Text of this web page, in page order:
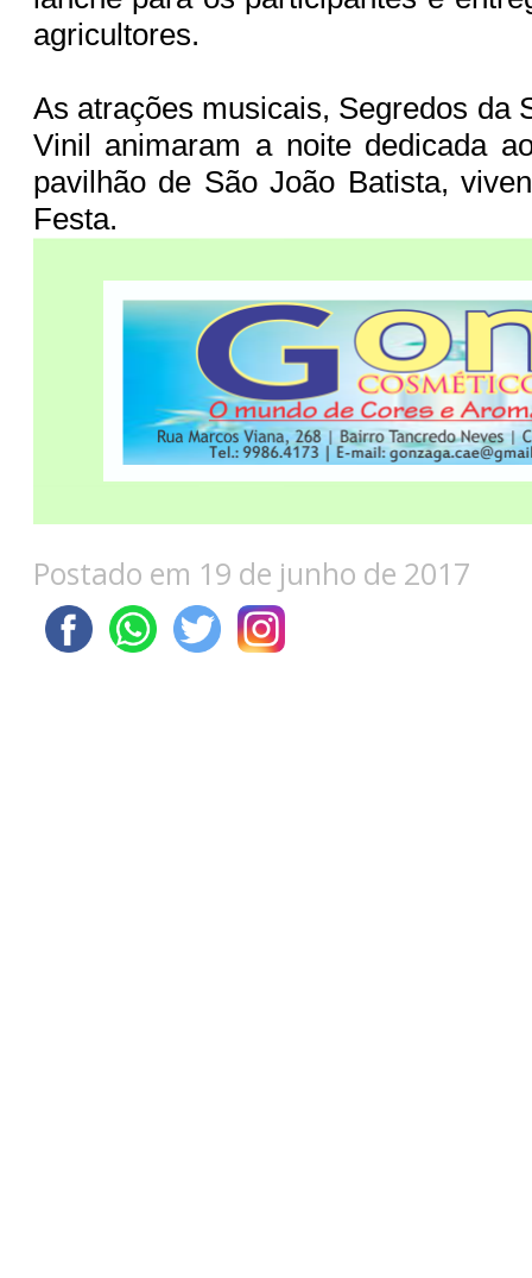
agricultores.
As atrações musicais, Segredos da
Vinil animaram a noite dedicada
pavilhão de São João Batista,
Festa.
Postado em 19 de junho de 2017